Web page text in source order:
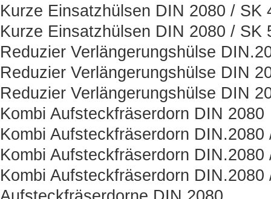
Kurze Einsatzhülsen DIN 2080 / SK
Kurze Einsatzhülsen DIN 2080 / SK
Reduzier Verlängerungshülse
Reduzier Verlängerungshülse DIN
Reduzier Verlängerungshülse DIN
Kombi Aufsteckfräserdorn DIN 2080
Kombi Aufsteckfräserdorn DIN.2080
Kombi Aufsteckfräserdorn DIN.2080
Kombi Aufsteckfräserdorn DIN.2080